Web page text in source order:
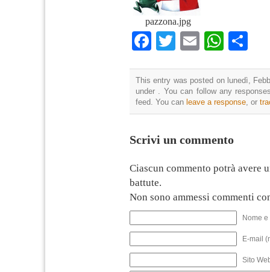
pazzona.jpg
Facebook
TwitterEmail
This entry was posted on lunedì,
under . You can follow any
feed. You can leave a response, or
Scrivi un commento
Ciascun commento potrà avere
battute.
Non sono ammessi commenti
Nome
E-mail
Sito